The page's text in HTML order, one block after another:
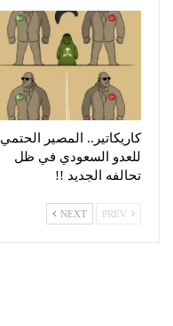
كاريكاتير.. المصير الحتمي
للعدو السعودي في ظل
تحالفه الجديد !!
NEXT